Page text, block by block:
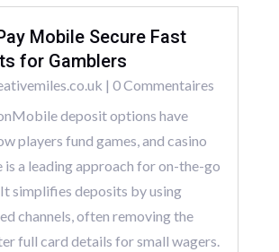
Mobile Secure Fast
for Gamblers
| 0 Commentaires
deposit options have
players fund games, and casino
is a leading approach for on-the-go
simplifies deposits by using
channels, often removing the
full card details for small wagers.